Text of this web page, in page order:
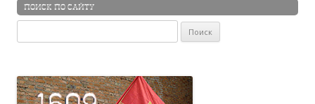
ПОИСК ПО САЙТУ